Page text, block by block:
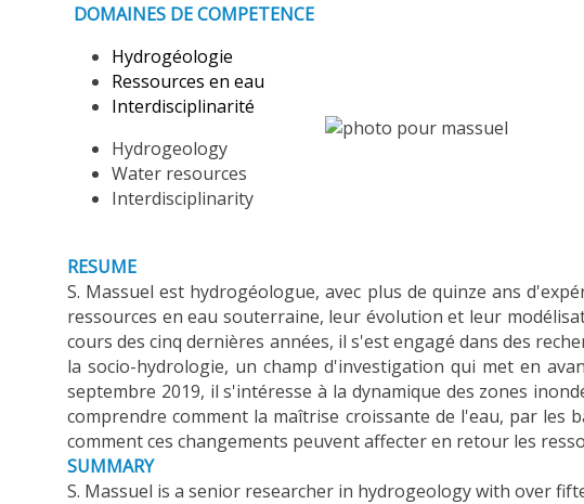
DOMAINES DE COMPETENCE
Hydrogéologie
Ressources en eau
Interdisciplinarité
Hydrogeology
Water resources
Interdisciplinarity
RESUME
S. Massuel est hydrogéologue, avec plus de quinze ans
ressources en eau souterraine, leur évolution et leur
cours des cinq dernières années, il s'est engagé dans des
la socio-hydrologie, un champ d'investigation qui met en
septembre 2019, il s'intéresse à la dynamique des zones
comprendre comment la maîtrise croissante de l'eau, par les
comment ces changements peuvent affecter en retour les
SUMMARY
S. Massuel is a senior researcher in hydrogeology with over